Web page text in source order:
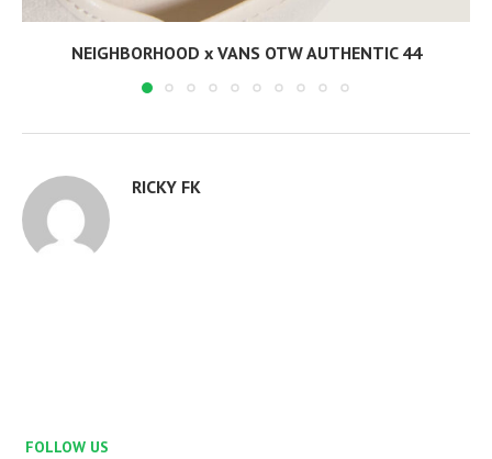
NEIGHBORHOOD x VANS OTW AUTHENTIC 44
RICKY FK
FOLLOW US